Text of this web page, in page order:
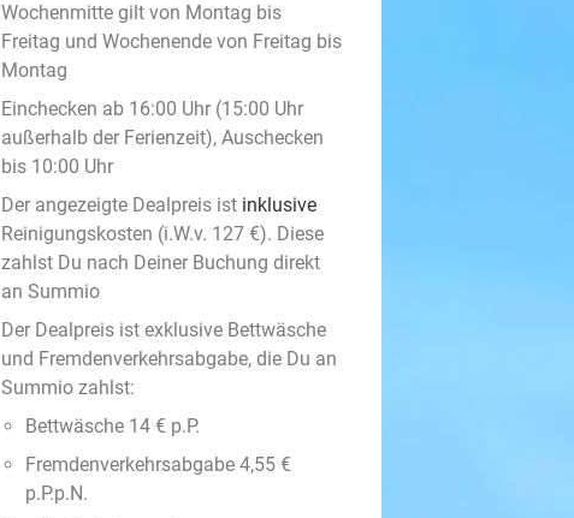
Wochenmitte gilt von Montag bis
Freitag und Wochenende von Freitag bis
Montag
Einchecken ab 16:00 Uhr (15:00 Uhr
außerhalb der Ferienzeit), Auschecken
bis 10:00 Uhr
Der angezeigte Dealpreis ist inklusive
Reinigungskosten (i.W.v. 127 €). Diese
zahlst Du nach Deiner Buchung direkt
an Summio
Der Dealpreis ist exklusive Bettwäsche
und Fremdenverkehrsabgabe, die Du an
Summio zahlst:
Bettwäsche 14 € p.P.
Fremdenverkehrsabgabe 4,55 €
p.P.p.N.